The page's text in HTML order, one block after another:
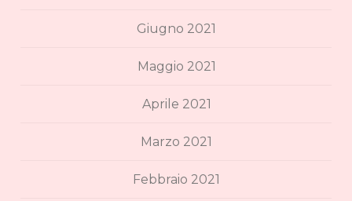
Giugno 2021
Maggio 2021
Aprile 2021
Marzo 2021
Febbraio 2021